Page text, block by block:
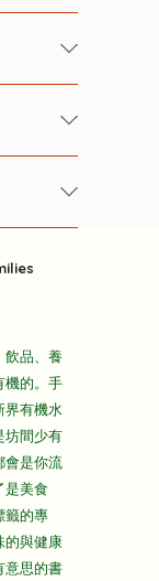
飲品、養
機的。手
界有機水
坊間少有
會是你流
是美食
籤的專
的與健康
意思的書